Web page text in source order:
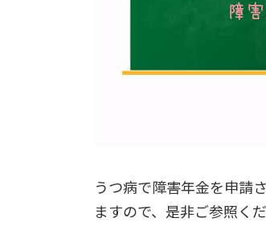
うつ病で障害年金を申請
ますので、是非ご参照くだ